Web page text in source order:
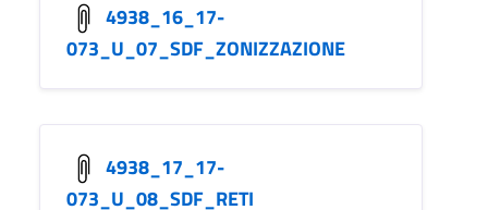
4938_16_17-
073_U_07_SDF_ZONIZZAZIONE
4938_17_17-
073_U_08_SDF_RETI